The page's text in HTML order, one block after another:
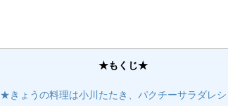
★もくじ★
★きょうの料理は小川たたき、パクチーサラダレシ